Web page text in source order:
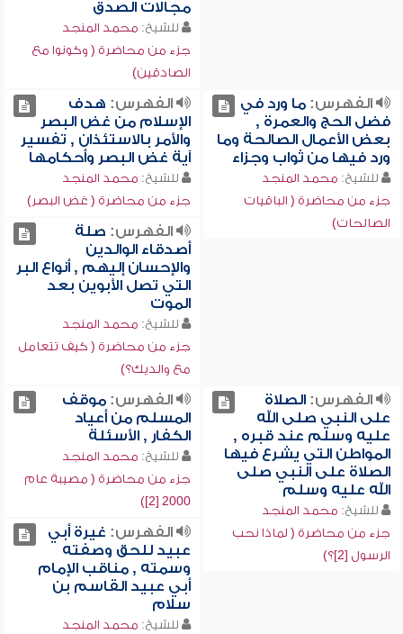
مجالات الصدق
للشيخ: محمد المنجد
جزء من محاضرة ( وكونوا مع
الصادقين)
الفهرس:ما ورد في
فضل الحج والعمرة ,
بعض الأعمال الصالحة وما
ورد فيها من ثواب وجزاء
للشيخ: محمد المنجد
جزء من محاضرة ( الباقيات
الصالحات)
الفهرس: هدف
الإسلام من غض البصر
والأمر بالاستئذان , تفسير
آية غض البصر وأحكامها
للشيخ: محمد المنجد
جزء من محاضرة ( غض البصر)
الفهرس: صلة
أصدقاء الوالدين
والإحسان إليهم , أنواع البر
التي تصل الأبوين بعد
الموت
للشيخ: محمد المنجد
جزء من محاضرة ( كيف تتعامل
مع والديك؟)
الفهرس:الصلاة
على النبي صلى الله
عليه وسلم عند قبره ,
المواطن التي يشرع فيها
الصلاة على النبي صلى
الله عليه وسلم
للشيخ: محمد المنجد
جزء من محاضرة ( لماذا نحب
الرسول [2]؟)
الفهرس:موقف
المسلم من أعياد
الكفار , الأسئلة
للشيخ: محمد المنجد
جزء من محاضرة ( مصيبة عام
2000 [2])
الفهرس: غيرة أبي
عبيد للحق وصفته
وسمته , مناقب الإمام
أبي عبيد القاسم بن
سلام
للشيخ: محمد المنجد